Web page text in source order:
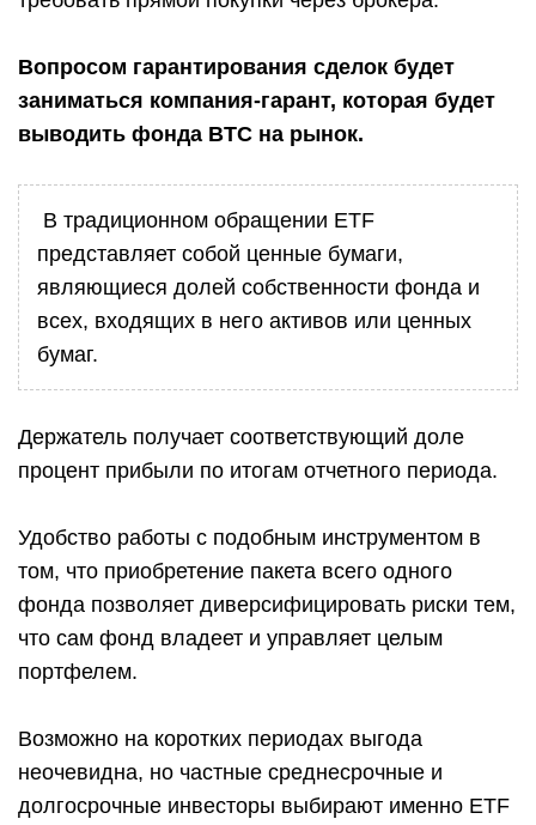
Вопросом гарантирования сделок будет
заниматься компания-гарант, которая будет
выводить фонда BTC на рынок.
В традиционном обращении ETF
представляет собой ценные бумаги,
являющиеся долей собственности фонда и
всех, входящих в него активов или ценных
бумаг.
Держатель получает соответствующий доле
процент прибыли по итогам отчетного периода.
Удобство работы с подобным инструментом в
том, что приобретение пакета всего одного
фонда позволяет диверсифицировать риски тем,
что сам фонд владеет и управляет целым
портфелем.
Возможно на коротких периодах выгода
неочевидна, но частные среднесрочные и
долгосрочные инвесторы выбирают именно ETF